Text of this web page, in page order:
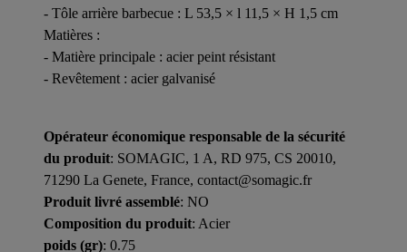
- Tôle arrière barbecue : L 53,5 × l 11,5 × H 1,5 cm
Matières :
- Matière principale : acier peint résistant
- Revêtement : acier galvanisé
Opérateur économique responsable de la sécurité
du produit: SOMAGIC, 1 A, RD 975, CS 20010,
71290 La Genete, France, contact@somagic.fr
Produit livré assemblé: NO
Composition du produit: Acier
poids (gr): 0.75